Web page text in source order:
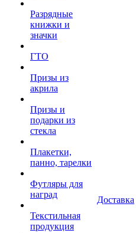
Разрядные
книжки и
значки
ГТО
Призы из
акрила
Призы и
подарки из
стекла
Плакетки,
панно, тарелки
Футляры для
наград
Текстильная
продукция
Доставка